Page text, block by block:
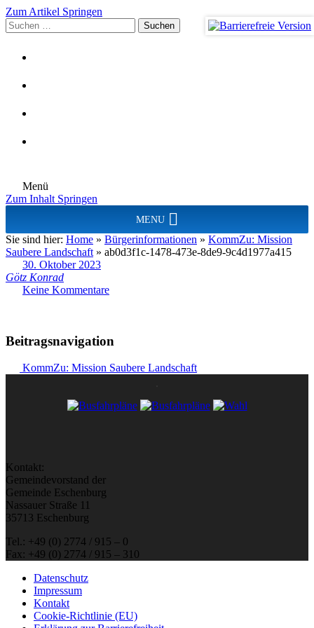
Zum Artikel Springen
Suchen
nach:
Menü
Zum Inhalt Springen
MENU
Sie sind hier: Home » Bürgerinformationen » KommZu: Mission
Saubere Landschaft » ab0d3f1c-1478-473e-8de9-9c4d1977a415
30. Oktober 2023
Götz Konrad
Keine Kommentare
Beitragsnavigation
KommZu: Mission Saubere Landschaft
Kontakt:
Gemeindevorstand der
Gemeinde Eschenburg
Nassauer Straße 11
35713 Eschenburg
Tel.: +49 (0) 2774 / 915 – 0
Fax: +49 (0) 2774 / 915 – 310
Datenschutz
Impressum
Kontakt
Cookie-Richtlinie (EU)